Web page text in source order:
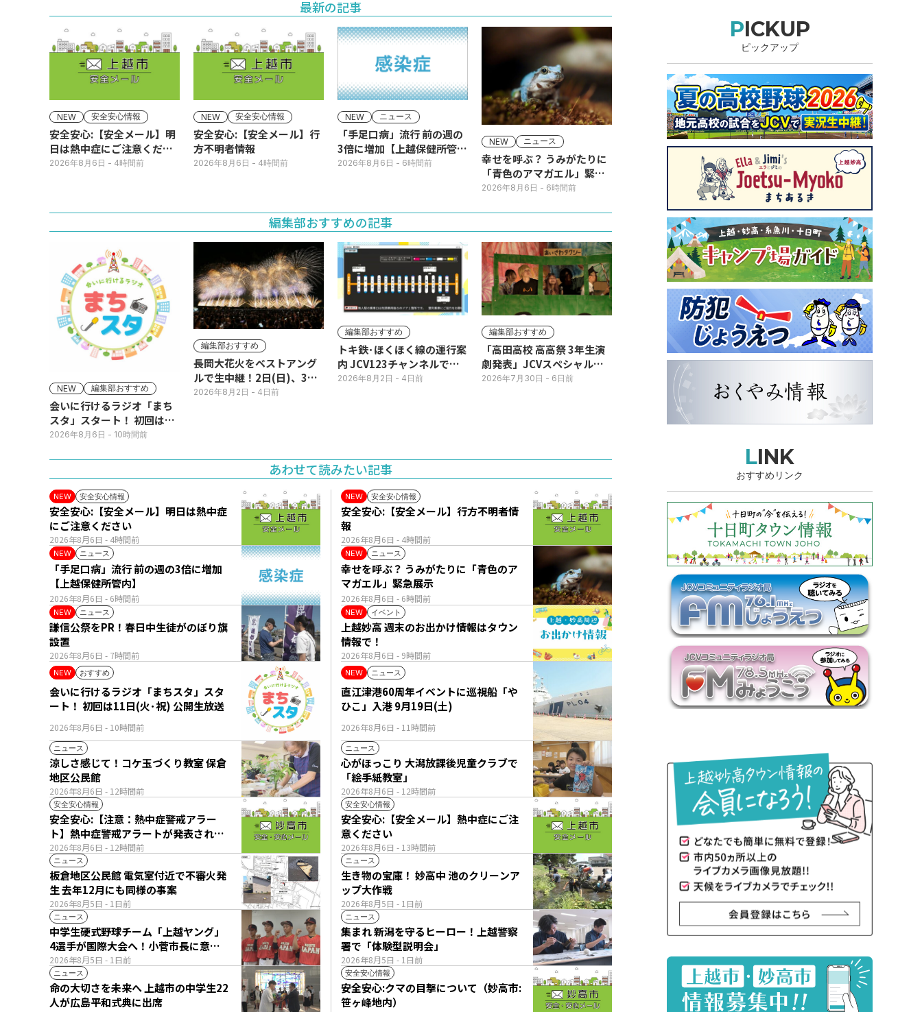
最新の記事
NEW 安全安心情報
安全安心:【安全メール】明
日は熱中症にご注意くださ
い
2026年8月6日 - 4時間前
NEW 安全安心情報
安全安心:【安全メール】行
方不明者情報
2026年8月6日 - 4時間前
NEW ニュース
「手足口病」流行 前の週の
3倍に増加【上越保健所管
内】
2026年8月6日 - 6時間前
NEW ニュース
幸せを呼ぶ？ うみがたりに
「青色のアマガエル」緊急
展示
2026年8月6日 - 6時間前
編集部おすすめの記事
NEW 編集部おすすめ
会いに行けるラジオ「まち
スタ」スタート！ 初回は11
日(火･祝) 公開生放送
2026年8月6日 - 10時間前
編集部おすすめ
長岡大花火をベストアング
ルで生中継！2日(日)、3日
(月)
2026年8月2日 - 4日前
編集部おすすめ
トキ鉄･ほくほく線の運行案
内 JCV123チャンネルで平
日毎朝表示
2026年8月2日 - 4日前
編集部おすすめ
「高田高校 高高祭 3年生演
劇発表」JCVスペシャルで
放送中！
2026年7月30日 - 6日前
あわせて読みたい記事
NEW 安全安心情報
2026年8月6日 - 4時間前
安全安心:【安全メール】明日は熱中症
にご注意ください
NEW 安全安心情報
2026年8月6日 - 4時間前
安全安心:【安全メール】行方不明者情
報
NEW ニュース
2026年8月6日 - 6時間前
「手足口病」流行 前の週の3倍に増加
【上越保健所管内】
NEW ニュース
2026年8月6日 - 6時間前
幸せを呼ぶ？ うみがたりに「青色のア
マガエル」緊急展示
NEW ニュース
2026年8月6日 - 7時間前
謙信公祭をPR！春日中生徒がのぼり旗
設置
NEW イベント
2026年8月6日 - 9時間前
上越妙高 週末のお出かけ情報はタウン
情報で！
NEW おすすめ
2026年8月6日 - 10時間前
会いに行けるラジオ「まちスタ」スタ
ート！ 初回は11日(火･祝) 公開生放送
NEW ニュース
2026年8月6日 - 11時間前
直江津港60周年イベントに巡視船「や
ひこ」入港 9月19日(土)
ニュース
2026年8月6日 - 12時間前
涼しさ感じて！コケ玉づくり教室 保倉
地区公民館
ニュース
2026年8月6日 - 12時間前
心がほっこり 大潟放課後児童クラブで
「絵手紙教室」
安全安心情報
2026年8月6日 - 12時間前
安全安心:【注意：熱中症警戒アラー
ト】熱中症警戒アラートが発表されて
います。
安全安心情報
2026年8月6日 - 13時間前
安全安心:【安全メール】熱中症にご注
意ください
ニュース
2026年8月5日 - 1日前
板倉地区公民館 電気室付近で不審火発
生 去年12月にも同様の事案
ニュース
2026年8月5日 - 1日前
生き物の宝庫！ 妙高中 池のクリーンア
ップ大作戦
ニュース
2026年8月5日 - 1日前
中学生硬式野球チーム「上越ヤング」
4選手が国際大会へ！小菅市長に意気
込み語る
ニュース
2026年8月5日 - 1日前
集まれ 新潟を守るヒーロー！上越警察
署で「体験型説明会」
ニュース
命の大切さを未来へ 上越市の中学生22
人が広島平和式典に出席
安全安心情報
安全安心:クマの目撃について（妙高市:
笹ヶ峰地内）
PICKUP
ピックアップ
LINK
おすすめリンク